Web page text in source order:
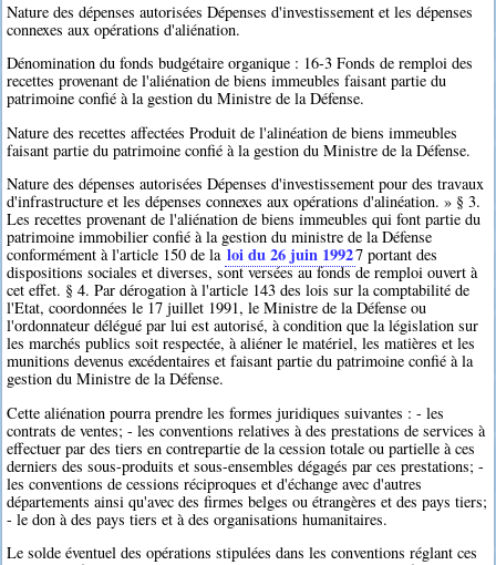
Nature des dépenses autorisées Dépenses d'investissement et les dépenses
connexes aux opérations d'aliénation.
Dénomination du fonds budgétaire organique : 16-3 Fonds de remploi des
recettes provenant de l'aliénation de biens immeubles faisant partie du
patrimoine confié à la gestion du Ministre de la Défense.
Nature des recettes affectées Produit de l'alinéation de biens immeubles
faisant partie du patrimoine confié à la gestion du Ministre de la Défense.
Nature des dépenses autorisées Dépenses d'investissement pour des travaux
d'infrastructure et les dépenses connexes aux opérations d'alinéation. » § 3.
Les recettes provenant de l'aliénation de biens immeubles qui font partie du
patrimoine immobilier confié à la gestion du ministre de la Défense
conformément à l'article 150 de la loi du 26 juin 19927 portant des
dispositions sociales et diverses, sont versées au fonds de remploi ouvert à
cet effet. § 4. Par dérogation à l'article 143 des lois sur la comptabilité de
l'Etat, coordonnées le 17 juillet 1991, le Ministre de la Défense ou
l'ordonnateur délégué par lui est autorisé, à condition que la législation sur
les marchés publics soit respectée, à aliéner le matériel, les matières et les
munitions devenus excédentaires et faisant partie du patrimoine confié à la
gestion du Ministre de la Défense.
Cette aliénation pourra prendre les formes juridiques suivantes : - les
contrats de ventes; - les conventions relatives à des prestations de services à
effectuer par des tiers en contrepartie de la cession totale ou partielle à ces
derniers des sous-produits et sous-ensembles dégagés par ces prestations; -
les conventions de cessions réciproques et d'échange avec d'autres
départements ainsi qu'avec des firmes belges ou étrangères et des pays tiers;
- le don à des pays tiers et à des organisations humanitaires.
Le solde éventuel des opérations stipulées dans les conventions réglant ces